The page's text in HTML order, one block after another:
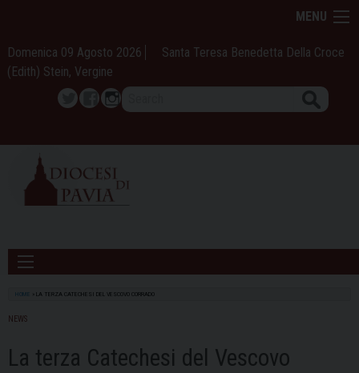
content
MENU
Domenica 09 Agosto 2026
Santa Teresa Benedetta Della Croce
(Edith) Stein, Vergine
TwitterFacebook
Instagram
HOME LA TERZA CATECHESI DEL VESCOVO CORRADO
NEWS
La terza Catechesi del Vescovo